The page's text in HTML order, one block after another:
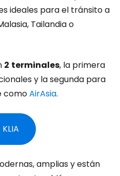
ideales para el tránsito a
Tailandia o
2 terminales, la primera
y la segunda para
comoAirAsia.
amplias y están